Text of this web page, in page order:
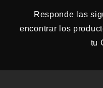
Responde las
encontrar los
tu